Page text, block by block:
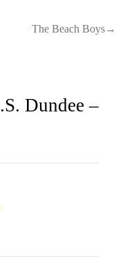
The Beach Boys→
Dundee –